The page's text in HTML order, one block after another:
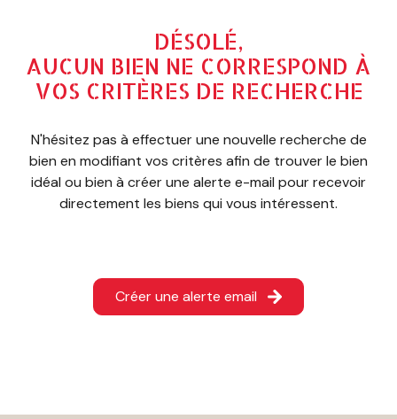
ESTIMATION
DÉSOLÉ,
AUCUN BIEN NE CORRESPOND À
VOS CRITÈRES DE RECHERCHE
N'hésitez pas à effectuer une nouvelle recherche de
bien en modifiant vos critères afin de trouver le bien
idéal ou bien à créer une alerte e-mail pour recevoir
directement les biens qui vous intéressent.
Créer une alerte email